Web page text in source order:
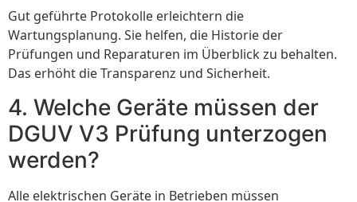
Gut geführte Protokolle erleichtern die
Wartungsplanung. Sie helfen, die Historie der
Prüfungen und Reparaturen im Überblick zu behalten.
Das erhöht die Transparenz und Sicherheit.
4. Welche Geräte müssen der
DGUV V3 Prüfung unterzogen
werden?
Alle elektrischen Geräte in Betrieben müssen